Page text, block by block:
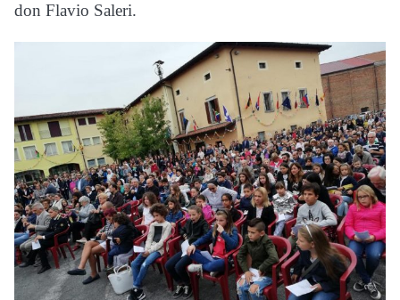
don Flavio Saleri.